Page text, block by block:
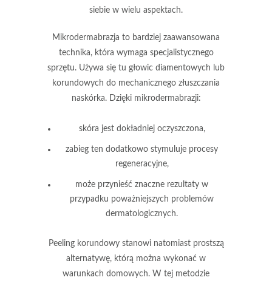
siebie w wielu aspektach.
Mikrodermabrazja to bardziej zaawansowana
technika, która wymaga specjalistycznego
sprzętu. Używa się tu głowic diamentowych lub
korundowych do mechanicznego złuszczania
naskórka. Dzięki mikrodermabrazji:
skóra jest dokładniej oczyszczona,
zabieg ten dodatkowo stymuluje procesy
regeneracyjne,
może przynieść znaczne rezultaty w
przypadku poważniejszych problemów
dermatologicznych.
Peeling korundowystanowi natomiast prostszą
alternatywę, którą można wykonać w
warunkach domowych. W tej metodzie